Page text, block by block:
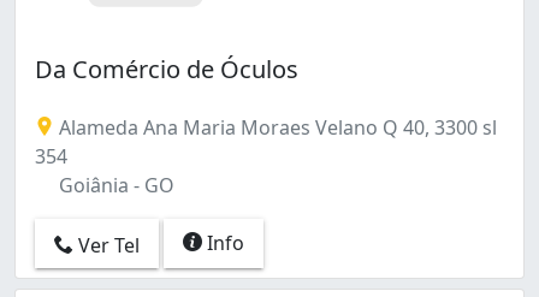
Da Comércio de Óculos
Alameda Ana Maria Moraes Velano Q 40, 3300 sl
354
Goiânia - GO
Ver Tel Info